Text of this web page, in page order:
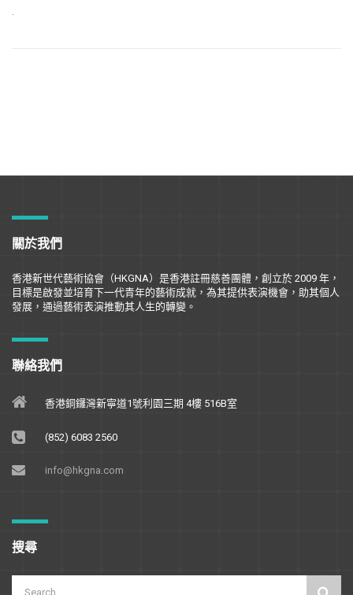
關於我們
香港新世代藝術協會（HKGNA）是香港註冊慈善團體，創立於 2009 年，
目標是啟發並培育下一代青年的藝術成就，為其提供表演機會，助其個人
發展，通過藝術表演推動其人生的轉變。
聯絡我們
香港銅鑼灣新寧道1號利園三期 4樓 516B室
(852) 6083 2560
info@hkgna.com
搜尋